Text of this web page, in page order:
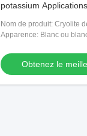
potassium
Nom de produit: Cryolite
Apparence: Blanc ou
Obtenez le